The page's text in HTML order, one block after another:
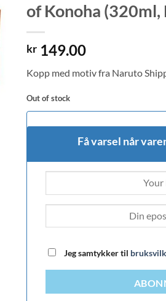
of Konoha
kr149.00
Kopp med motiv fra Naruto
Out of stock
Få varsel når
Jeg samtykker til